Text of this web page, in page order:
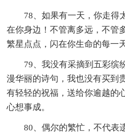
78、如果有一天，你走得
在你身边！不管离多远，不管
繁星点点，闪在你生命的每一
79、我没有采摘到五彩缤
漫华丽的诗句，我也没有买到
有轻轻的祝福，送给你逾越的
心想事成。
80、偶尔的繁忙，不代表